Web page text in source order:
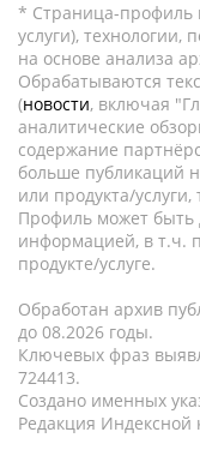
* Страница-профиль
услуги), технологии,
на основе анализа
Обрабатываются
(новости, включая
аналитические
содержание
больше публикаций
или продукта/
Профиль может быть
информацией, в т.ч.
продукте/услуге.
Обработан архив
до 08.2026 годы.
Ключевых фраз
724413.
Создано именных
Редакция Индексной